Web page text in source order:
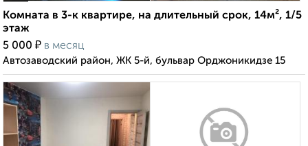
Комната в 3-к квартире, на длительный срок, 14м², 1/5
этаж
5 000 ₽ в месяц
Автозаводский район, ЖК 5-й, бульвар Орджоникидзе 15